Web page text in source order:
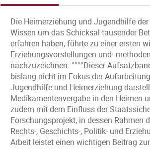
Die Heimerziehung und Jugendhilfe
Wissen um das Schicksal tausender
erfahren haben, führte zu einer ersten
Erziehungsvorstellungen und -
nachzuzeichnen. °°°°Dieser
bislang nicht im Fokus der
Jugendhilfe und Heimerziehung
Medikamentenvergabe in den Heimen
zudem mit dem Einfluss der
Forschungsprojekt, in dessen Rahmen
Rechts-, Geschichts-, Politik- und
Arbeit leistet einen wichtigen Beitrag